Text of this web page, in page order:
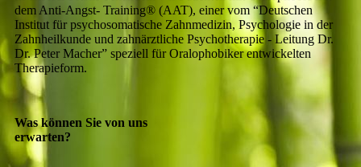
dem Anti-Angst- Training® (AAT), einer vom “Deutschen
Institut für psychosomatische Zahnmedizin, Psychologie in der
Zahnheilkunde und zahnärztliche Psychotherapie - Leitung Dr.
Dr. Peter Macher” speziell für Oralophobiker entwickelten
Therapieform.
Was können Sie von uns
erwarten?